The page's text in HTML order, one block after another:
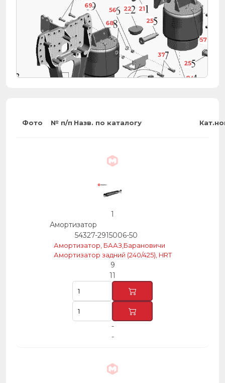
71
69
68
57
56
84
22 21
37
25
25
Фото № п/п Назв. по каталогу
1
Амортизатор
54327-2915006-50
Амортизатор, БААЗ,Барановичи
Амортизатор задний (240/425), HRT
9
11
-
-